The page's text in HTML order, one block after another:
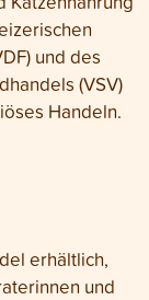
und des
(VSV)
Handeln.
erhältlich,
und